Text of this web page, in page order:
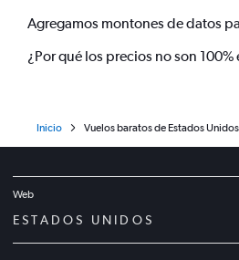
Agregamos montones de datos
¿Por qué los precios no son 100%
Inicio Vuelos baratos de Estados
Web
ESTADOS UNIDOS